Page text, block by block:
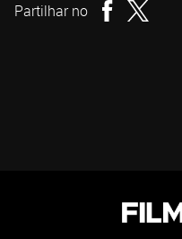
Partilhar no